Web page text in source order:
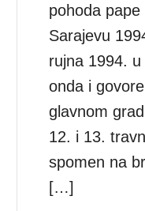
pohoda
Sarajevu
rujna 1994.
onda i
glavnom
12. i 13.
spomen na
[…]